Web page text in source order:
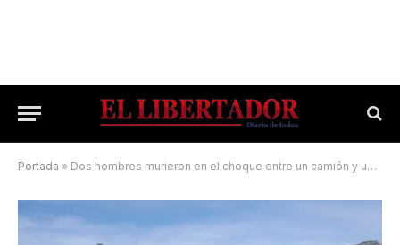
Portada » Dos hombres murieron en el choque entre un camión y una camioneta